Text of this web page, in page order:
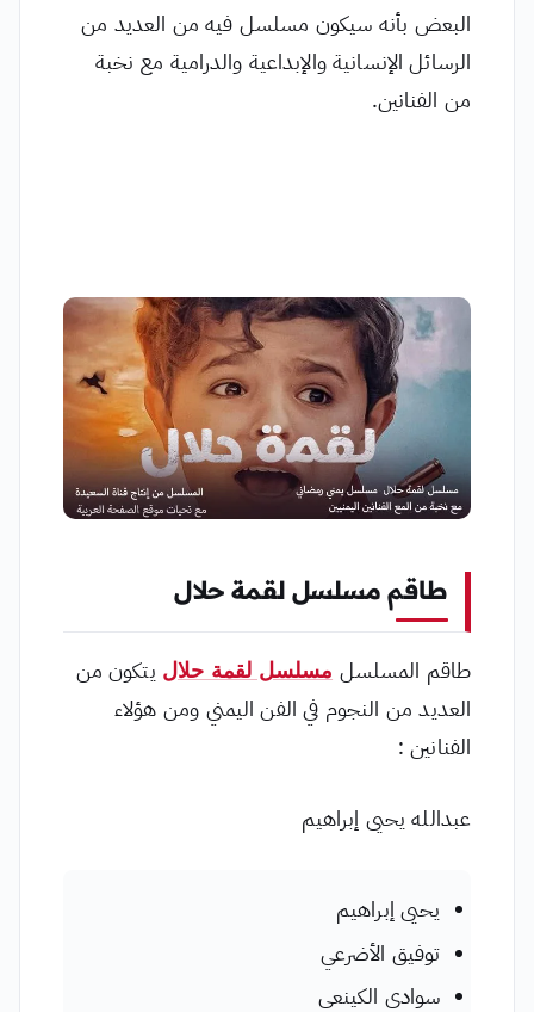
البعض بأنه سيكون مسلسل فيه من العديد من
الرسائل الإنسانية والإبداعية والدرامية مع نخبة
من الفنانين.
طاقم مسلسل لقمة حلال
طاقم المسلسل مسلسل لقمة حلال يتكون من
العديد من النجوم في الفن اليمني ومن هؤلاء
الفنانين :
عبدالله يحيى إبراهيم
يحيى إبراهيم
توفيق الأضرعي
سوادي الكينعي